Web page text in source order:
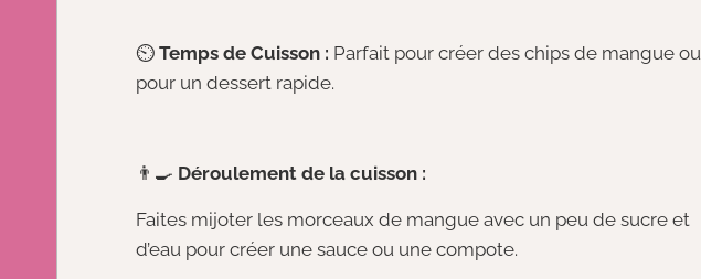
⏲️ Temps de Cuisson : Parfait pour créer des chips de mangue ou
pour un dessert rapide.
👨‍🍳 Déroulement de la cuisson :
Faites mijoter les morceaux de mangue avec un peu de sucre et
d’eau pour créer une sauce ou une compote.